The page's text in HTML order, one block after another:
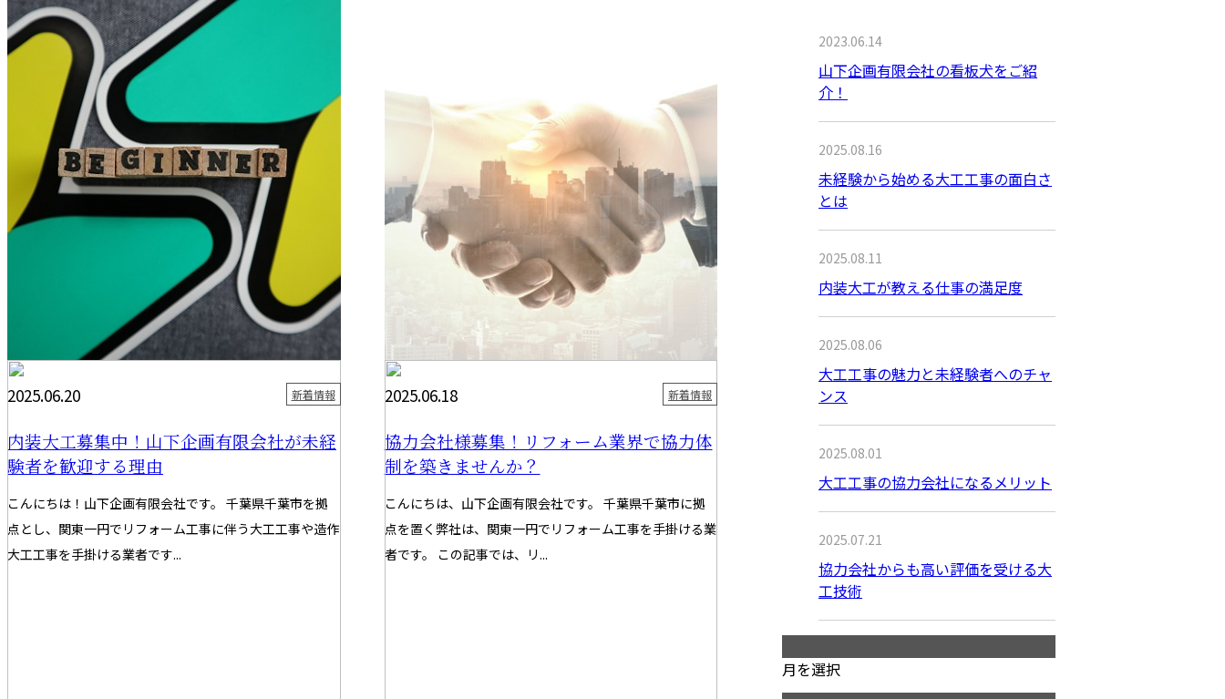
2025.06.20 新着情報
内装大工募集中！山下企画有限会社が未経
験者を歓迎する理由
こんにちは！山下企画有限会社です。 千葉県千葉市を拠
点とし、関東一円でリフォーム工事に伴う大工工事や造作
大工工事を手掛ける業者です...
2025.06.18 新着情報
協力会社様募集！リフォーム業界で協力体
制を築きませんか？
こんにちは、山下企画有限会社です。 千葉県千葉市に拠
点を置く弊社は、関東一円でリフォーム工事を手掛ける業
者です。 この記事では、リ...
2023.06.14
山下企画有限会社の看板犬をご紹
介！
2025.08.16
未経験から始める大工工事の面白さ
とは
2025.08.11
内装大工が教える仕事の満足度
2025.08.06
大工工事の魅力と未経験者へのチャ
ンス
2025.08.01
大工工事の協力会社になるメリット
2025.07.21
協力会社からも高い評価を受ける大
工技術
月を選択